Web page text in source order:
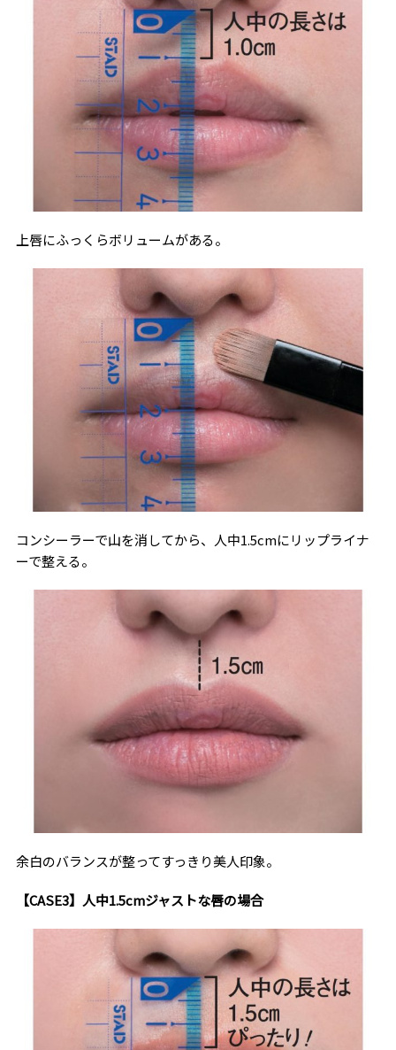
上唇にふっくらボリュームがある。
コンシーラーで山を消してから、人中1.5cmにリップライナ
ーで整える。
余白のバランスが整ってすっきり美人印象。
【CASE3】人中1.5cmジャストな唇の場合